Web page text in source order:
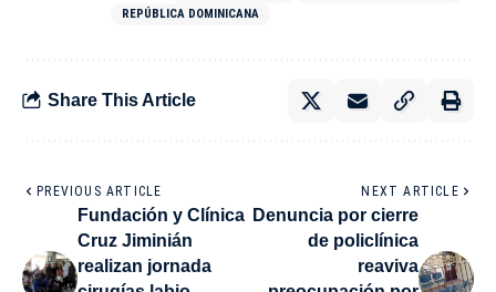
REPÚBLICA DOMINICANA
Share This Article
PREVIOUS ARTICLE
Fundación y Clínica
Cruz Jiminián
realizan jornada
NEXT ARTICLE
Denuncia por cierre
de policlínica
reaviva